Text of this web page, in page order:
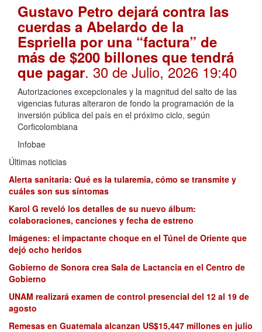
Gustavo Petro dejará contra las
cuerdas a Abelardo de la
Espriella por una “factura” de
más de $200 billones que tendrá
que pagar. 30 de Julio, 2026 19:40
Autorizaciones excepcionales y la magnitud del salto de las
vigencias futuras alteraron de fondo la programación de la
inversión pública del país en el próximo ciclo, según
Corficolombiana
Infobae
Últimas noticias
Alerta sanitaria: Qué es la tularemia, cómo se transmite y
cuáles son sus síntomas
Karol G reveló los detalles de su nuevo álbum:
colaboraciones, canciones y fecha de estreno
Imágenes: el impactante choque en el Túnel de Oriente que
dejó ocho heridos
Gobierno de Sonora crea Sala de Lactancia en el Centro de
Gobierno
UNAM realizará examen de control presencial del 12 al 19 de
agosto
Remesas en Guatemala alcanzan US$15,447 millones en julio